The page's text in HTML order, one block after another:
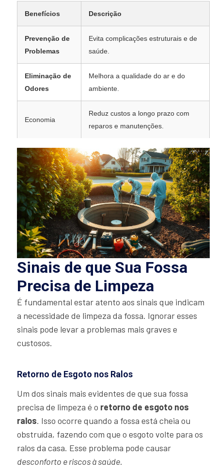
Benefícios Descrição
Prevenção de
Problemas
Evita complicações estruturais e de
saúde.
Eliminação de
Odores
Melhora a qualidade do ar e do
ambiente.
Economia
Reduz custos a longo prazo com
reparos e manutenções.
Sinais de que Sua Fossa
Precisa de Limpeza
É fundamental estar atento aos sinais que indicam
a necessidade de limpeza da fossa. Ignorar esses
sinais pode levar a problemas mais graves e
custosos.
Retorno de Esgoto nos Ralos
Um dos sinais mais evidentes de que sua fossa
precisa de limpeza é o retorno de esgoto nos
ralos. Isso ocorre quando a fossa está cheia ou
obstruída, fazendo com que o esgoto volte para os
ralos da casa. Esse problema pode causar
desconforto e riscos à saúde.